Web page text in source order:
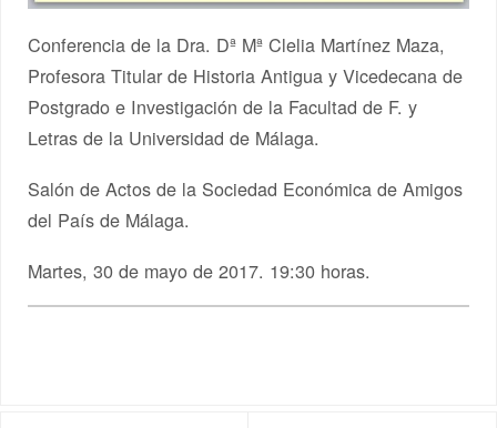
Conferencia de la Dra. Dª Mª Clelia Martínez Maza,
Profesora Titular de Historia Antigua y Vicedecana de
Postgrado e Investigación de la Facultad de F. y
Letras de la Universidad de Málaga.
Salón de Actos de la Sociedad Económica de Amigos
del País de Málaga.
Martes, 30 de mayo de 2017. 19:30 horas.